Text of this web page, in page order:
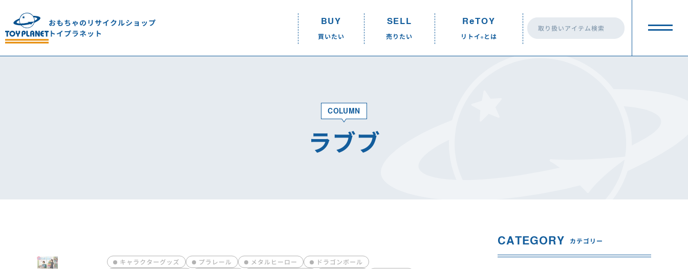
おもちゃのリサイクルショップ
トイプラネット
BUY
買いたい
買いたいTOP
ショップリスト
トイプラネット藤岡店
トイプラネット太田店
SELL
売りたい
トイプラネット藤岡店
トイプラネット太田店
ReTOY
リトイ®︎ とは
COLUMN
ラブブ
キャラクターグッズ プラレール メタルヒーロー
ドラゴンボール
CATEGORY カテゴリー